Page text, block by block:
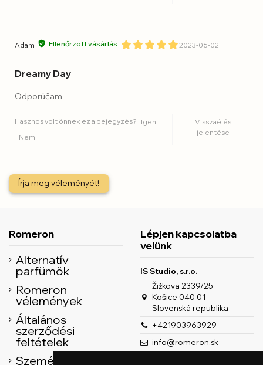
Adam Ellenőrzött vásárlás 2023-06-02
Dreamy Day
Odporúčam
Hasznos volt önnek ez a bejegyzés? Igen
Nem
Visszaélés
jelentése
Írja meg véleményét!
Romeron
Alternatív
parfümök
Romeron
vélemények
Általános
szerződési
feltételek
Személyes adatok
Lépjen kapcsolatba
velünk
IS Studio, s.r.o.
Žižkova 2339/25
Košice 040 01
Slovenská republika
+421903963929
info@romeron.sk